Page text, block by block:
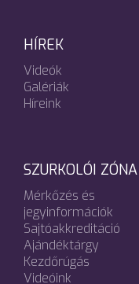
HÍREK
Videók
Galériák
Híreink
SZURKOLÓI ZÓNA
Mérkőzés és
jegyinformációk
Sajtóakkreditáció
Ajándéktárgy
Kezdőrúgás
Videóink